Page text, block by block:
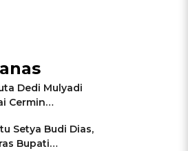
Dedi Mulyadi
Cermin
Keamanan
Setya Budi Dias,
Bupati